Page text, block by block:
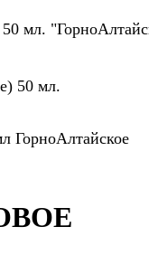
мл.
ГорноАлтайское